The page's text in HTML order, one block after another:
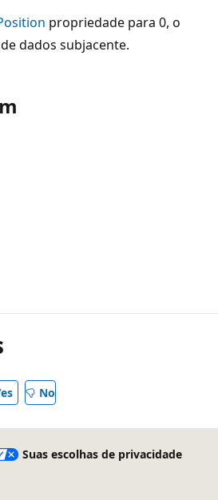
propriedade para 0, o
dados subjacente.
No
Suas escolhas de privacidade